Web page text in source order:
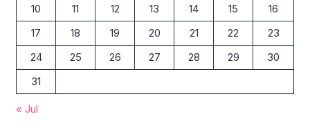
10
11 12 13 14 15
16
17
18 19 20 21 22
23
24
25 26 27 28 29
30
31
« Jul